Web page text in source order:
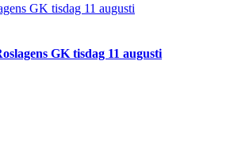
GK tisdag 11 augusti
GK tisdag 11 augusti